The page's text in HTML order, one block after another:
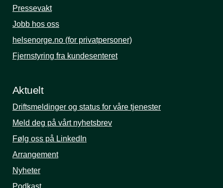
Pressevakt
Jobb hos oss
helsenorge.no (for privatpersoner)
Fjernstyring fra kundesenteret
Aktuelt
Driftsmeldinger og status for våre tjenester
Meld deg på vårt nyhetsbrev
Følg oss på LinkedIn
Arrangement
Nyheter
Podkast